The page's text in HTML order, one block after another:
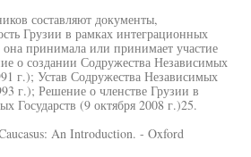
составляют документы,
Грузии в рамках интеграционных
принимала или принимает участие
о создании Содружества Независимых
г.); Устав Содружества Независимых
г.); Решение о членстве Грузии в
Государств (9 октября 2008 г.)25.
An Introduction. - Oxford